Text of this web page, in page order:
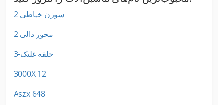
2 سوزن خیاطی
2 محور دالی
3-حلقه غلتک
3000X 12
Aszx 648